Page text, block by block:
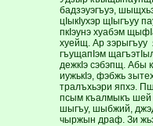
бадзэуэгъуэ,
цIыкIухэр щIыгъуу
пкIэунэ хуабэм
хуейщ. Ар зэрыгъуу
гъущапIэм
дежкIэ сэбэпщ. Абы
иужькIэ, фэбжь
тралъхьэри япхэ.
псым къалмыкъ шей
шыгъу, шыбжий,
чыржын драф. Зи